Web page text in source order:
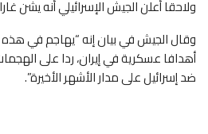
ولاحقا أعلن الجيش الإسرائيلي أنه يشن
وقال الجيش في بيان إنه “يهاجم في
أهدافا عسكرية في إيران، ردا على
ضد إسرائيل على مدار الأشهر الأخيرة”.